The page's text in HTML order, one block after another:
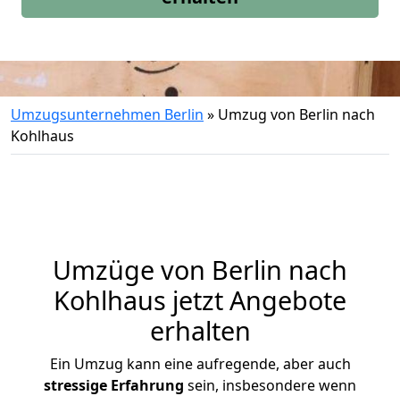
Umzugsunternehmen Berlin » Umzug von Berlin nach
Kohlhaus
Umzüge von Berlin nach
Kohlhaus jetzt Angebote
erhalten
Ein Umzug kann eine aufregende, aber auch
stressige Erfahrung sein, insbesondere wenn